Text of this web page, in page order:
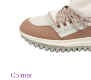
Colmar